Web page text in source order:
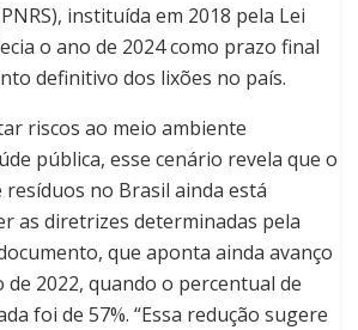
instituída em 2018 pela Lei
o ano de 2024 como prazo final
definitivo dos lixões no país.
riscos ao meio ambiente
pública, esse cenário revela que o
no Brasil ainda está
as diretrizes determinadas pela
que aponta ainda avanço
de 2022, quando o percentual de
foi de 57%. “Essa redução sugere